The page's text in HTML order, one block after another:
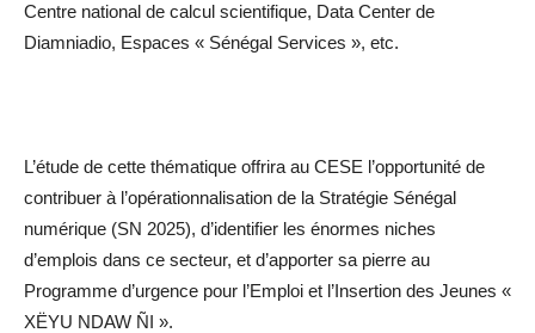
Centre national de calcul scientifique, Data Center de
Diamniadio, Espaces « Sénégal Services », etc.
L’étude de cette thématique offrira au CESE l’opportunité de
contribuer à l’opérationnalisation de la Stratégie Sénégal
numérique (SN 2025), d’identifier les énormes niches
d’emplois dans ce secteur, et d’apporter sa pierre au
Programme d’urgence pour l’Emploi et l’Insertion des Jeunes «
XËYU NDAW ÑI ».